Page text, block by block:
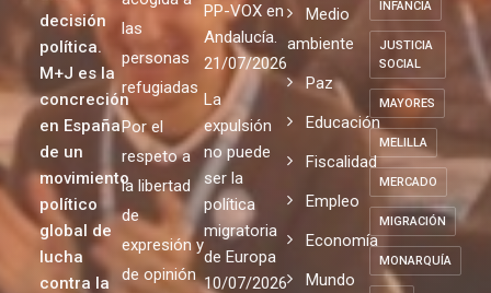
en el
mundo es
una
decisión
política.
M+J es la
concreción
en España
de un
movimiento
político
Digna y
Justa de
acogida a
las
personas
refugiadas
respeto a
la libertad
el acuerdo
de
gobierno
PP-VOX en
Andalucía.
21/07/2026
La
expulsión
no puede
ser la
política
Ciudadanía
global
Medio
ambiente
Paz
Educación
Fiscalidad
Empleo
IGLESIA
INFANCIA
JUSTICIA
SOCIAL
MAYORES
MELILLA
MERCADO